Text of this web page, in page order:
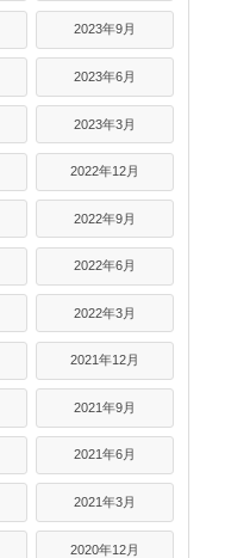
2023年9月
2023年6月
2023年3月
2022年12月
2022年9月
2022年6月
2022年3月
2021年12月
2021年9月
2021年6月
2021年3月
2020年12月